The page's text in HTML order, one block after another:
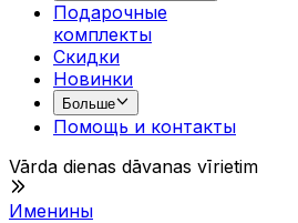
Подарочные
комплекты
Скидки
Новинки
Больше
Помощь и контакты
Vārda dienas dāvanas vīrietim
Именины